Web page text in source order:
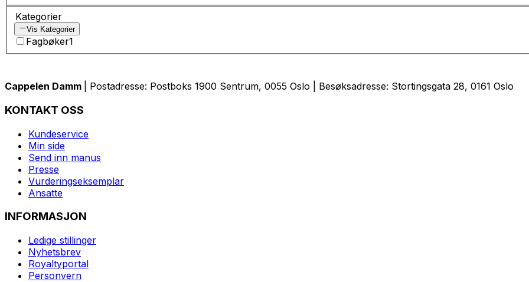
Kategorier
Vis Kategorier
Fagbøker1
Cappelen Damm | Postadresse: Postboks 1900 Sentrum, 0055 Oslo | Besøksadresse: Stortingsgata 28, 0161 Oslo
KONTAKT OSS
Kundeservice
Min side
Send inn manus
Presse
Vurderingseksemplar
Ansatte
INFORMASJON
Ledige stillinger
Nyhetsbrev
Royaltyportal
Personvern